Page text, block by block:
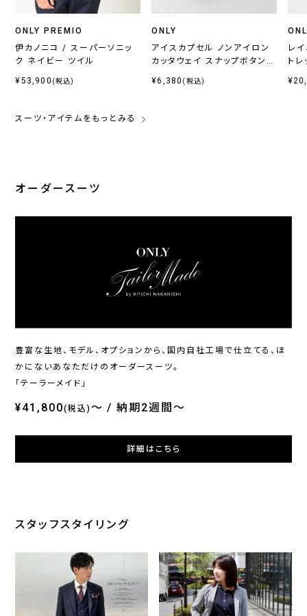
ONLY PREMIO
伊カノニコ / スーパーソニッ
ク ネイビー ツイル
¥53,900 (税込)
ONLY
アイスカプセル ノンアイロン
カッタウェイ スナップボタン付
¥6,380 (税込)
レ
ト
¥20,900
ONLY
¥4,290 (税込)
スーツ・アイテムをもっとみる
オーダースーツ
豊富な生地、モデル、オプションから、国内自社工場で仕立てる、ほ
かにないあなただけのオーダースーツ。
「テーラーメイド」
¥41,800(税込)～ 納期2週間～
詳細はこちら
スタッフスタイリング